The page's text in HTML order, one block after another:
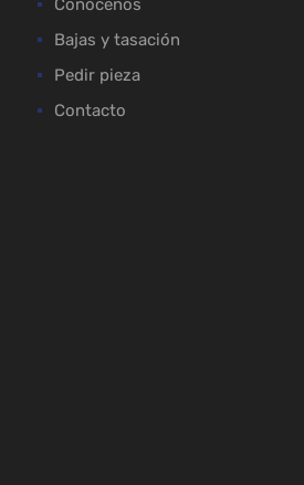
Conócenos
Bajas y tasación
Pedir pieza
Contacto